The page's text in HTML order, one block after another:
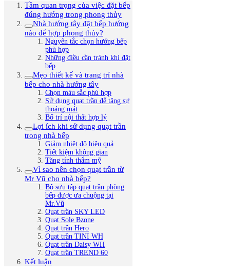
Tầm quan trọng của việc đặt bếp
đúng hướng trong phong thủy
Nhà hướng tây đặt bếp hướng
nào để hợp phong thủy?
Nguyên tắc chọn hướng bếp
phù hợp
Những điều cần tránh khi đặt
bếp
Mẹo thiết kế và trang trí nhà
bếp cho nhà hướng tây
Chọn màu sắc phù hợp
Sử dụng quạt trần để tăng sự
thoáng mát
Bố trí nội thất hợp lý
Lợi ích khi sử dụng quạt trần
trong nhà bếp
Giảm nhiệt độ hiệu quả
Tiết kiệm không gian
Tăng tính thẩm mỹ
Vì sao nên chọn quạt trần từ
Mr Vũ cho nhà bếp?
Bộ sưu tập quạt trần phòng
bếp được ưa chuộng tại
Mr.Vũ
Quạt trần SKY LED
Quạt Sole Bzone
Quạt trần Hero
Quạt trần TINI WH
Quạt trần Daisy WH
Quạt trần TREND 60
Kết luận